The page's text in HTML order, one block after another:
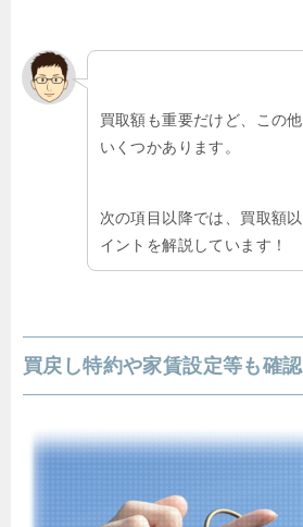
買取額も重要だけど、この
いくつかあります。
次の項目以降では、買取額
イントを解説しています！
買戻し特約や家賃設定等も確